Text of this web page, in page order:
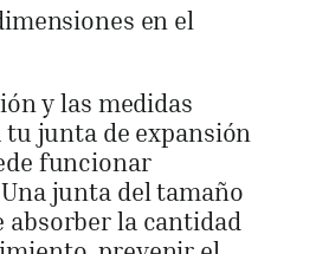
en el
y las medidas
tu junta de expansión
funcionar
junta del tamaño
absorber la cantidad